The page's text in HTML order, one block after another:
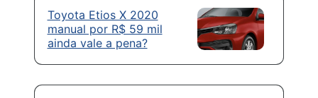
Toyota Etios X 2020
manual por R$ 59 mil
ainda vale a pena?